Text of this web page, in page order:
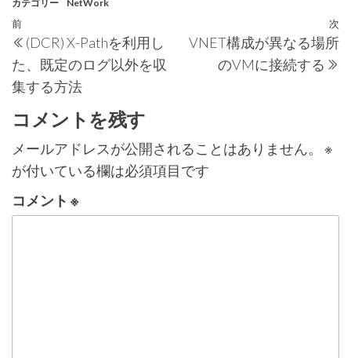
カテゴリー NetWork
投
稿
ナ
ゲ
ー
シ
ョ
過
去
の
投
稿
前
(DCR) X-Pathを利用し
た、既定のログ以外を収
集する方法
次
VNET構成が異なる場所
のVMに接続する
コメントを残す
メールアドレスが公開されることはありません。
※
が付いている欄は必須項目です
コメント ※